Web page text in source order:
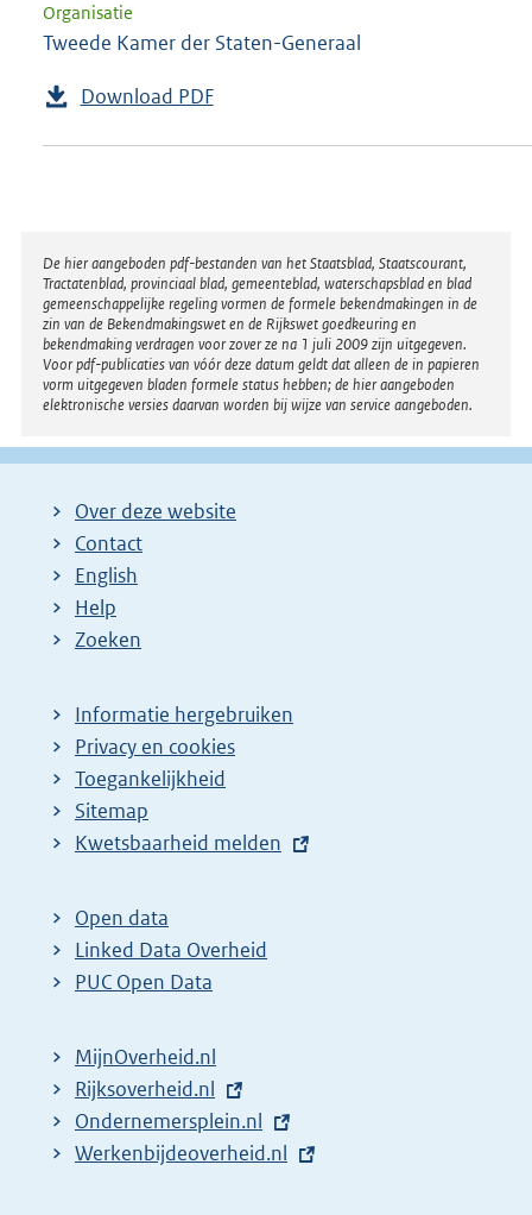
Organisatie
Tweede Kamer der Staten-Generaal
Download PDF
Disclaimer
De hier aangeboden pdf-bestanden van het Staatsblad, Staatscourant,
Tractatenblad, provinciaal blad, gemeenteblad, waterschapsblad en blad
gemeenschappelijke regeling vormen de formele bekendmakingen in de
zin van de Bekendmakingswet en de Rijkswet goedkeuring en
bekendmaking verdragen voor zover ze na 1 juli 2009 zijn uitgegeven.
Voor pdf-publicaties van vóór deze datum geldt dat alleen de in papieren
vorm uitgegeven bladen formele status hebben; de hier aangeboden
elektronische versies daarvan worden bij wijze van service aangeboden.
Over deze website
Contact
English
Help
Zoeken
Informatie hergebruiken
Privacy en cookies
Toegankelijkheid
Sitemap
E
t
e
r
l
i
n
k
Kwetsbaarheid melden
Open data
Linked Data Overheid
PUC Open Data
MijnOverheid.nl
E
x
t
Rijksoverheid.nl
E
x
Ondernemersplein.nl
E
Werkenbijdeoverheid.nl